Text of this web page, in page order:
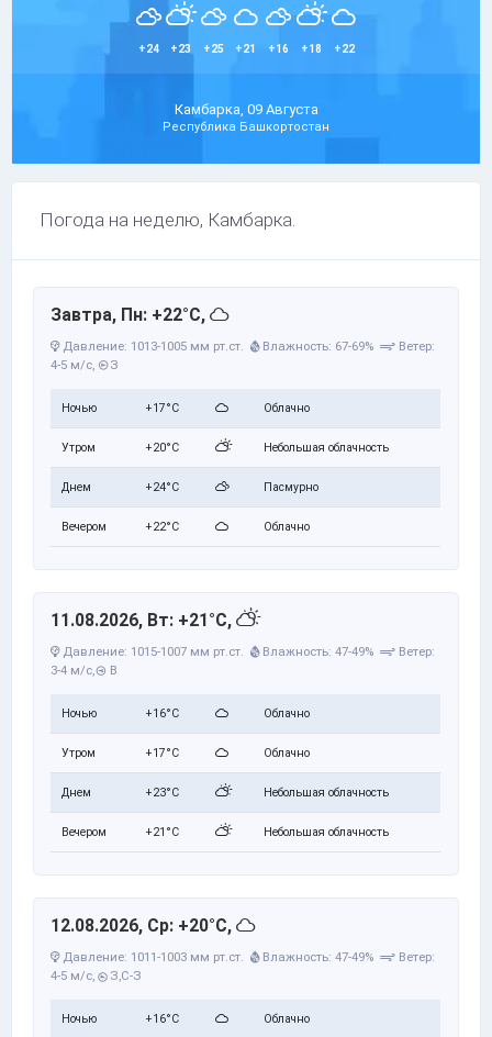
+24 +23 +25 +21 +16 +18 +22
Камбарка, 09 Августа
Республика Башкортостан
Погода на неделю, Камбарка.
Завтра, Пн: +22°C,
Давление: 1013-1005 мм рт.ст. Влажность: 67-69%
Ветер:
4-5 м/с,
З
Ночью +17°C Облачно
Утром +20°C Небольшая облачность
Днем +24°C Пасмурно
Вечером +22°C Облачно
11.08.2026, Вт: +21°C,
Давление: 1015-1007 мм рт.ст. Влажность: 47-49%
Ветер:
3-4 м/с,
В
Ночью +16°C Облачно
Утром +17°C Облачно
Днем +23°C Небольшая облачность
Вечером +21°C Небольшая облачность
12.08.2026, Ср: +20°C,
Давление: 1011-1003 мм рт.ст. Влажность: 47-49%
Ветер:
4-5 м/с, З,С-З
Ночью +16°C Облачно